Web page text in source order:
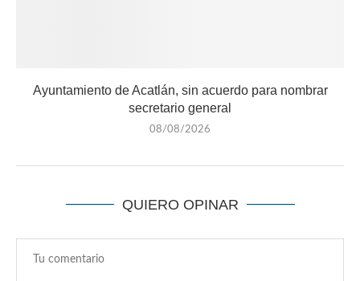
Ayuntamiento de Acatlán, sin acuerdo para nombrar
secretario general
08/08/2026
QUIERO OPINAR